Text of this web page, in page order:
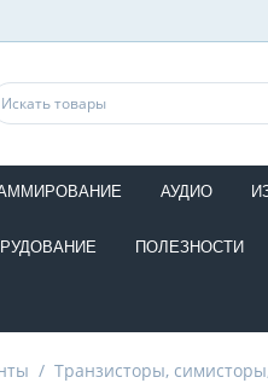
АУДИО
ПОЛЕЗНОСТИ
/ Транзисторы,